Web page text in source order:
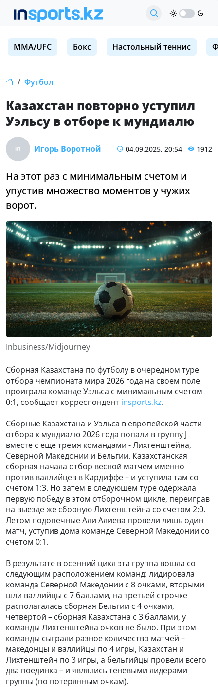
MMA/UFC Бокс Настольный теннис
Футбол
Казахстан повторно уступил
Уэльсу в отборе к мундиалю
Игорь Воротной 04.09.2025, 20:54 1912
На этот раз с минимальным счетом и
упустив множество моментов у чужих
ворот.
Inbusiness/Midjourney
Сборная Казахстана по футболу в очередном туре
отбора чемпионата мира 2026 года на своем поле
проиграла команде Уэльса с минимальным счетом
0:1, сообщает корреспондент insports.kz.
Сборные Казахстана и Уэльса в европейской части
отбора к мундиалю 2026 года попали в группу J
вместе с еще тремя командами - Лихтенштейна,
Северной Македонии и Бельгии. Казахстанская
сборная начала отбор весной матчем именно
против валлийцев в Кардиффе – и уступила там со
счетом 1:3. Но затем в следующем туре одержала
первую победу в этом отборочном цикле, переиграв
на выезде же сборную Лихтенштейна со счетом 2:0.
Летом подопечные Али Алиева провели лишь один
матч, уступив дома команде Северной Македонии со
счетом 0:1.
В результате в осенний цикл эта группа вошла со
следующим расположением команд: лидировала
команда Северной Македонии с 8 очками, вторыми
шли валлийцы с 7 баллами, на третьей строчке
располагалась сборная Бельгии с 4 очками,
четвертой – сборная Казахстана с 3 баллами, у
команды Лихтенштейна очков не было. При этом
команды сыграли разное количество матчей –
македонцы и валлийцы по 4 игры, Казахстан и
Лихтенштейн по 3 игры, а бельгийцы провели всего
два поединка – и являлись теневыми лидерами
группы (по потерянным очкам).